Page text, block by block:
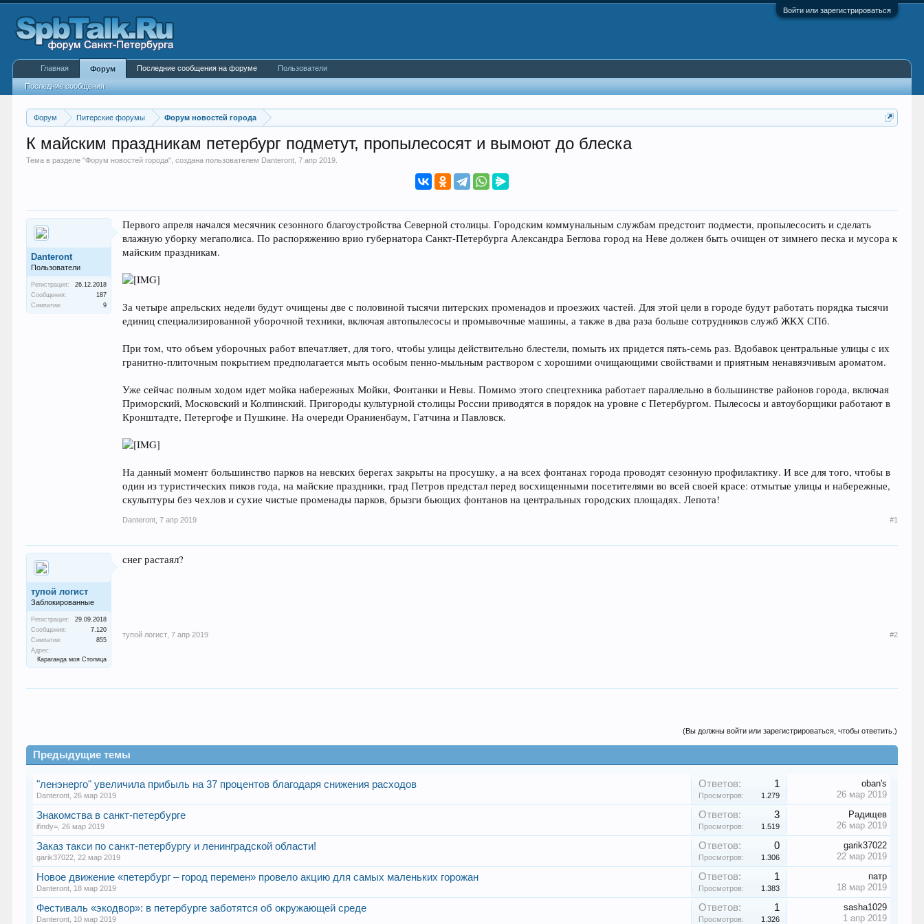
Войти или зарегистрироваться
Форум Питерские форумы Форум новостей города
К майским праздникам петербург подметут, пропылесосят и вымоют до блеска
Тема в разделе "Форум новостей города", создана пользователем Danteront ,7 апр 2019
Danteront
Пользователи
Регистрация:
26.12.2018
Сообщения:
187
Симпатии:
9
Первого апреля начался месячник сезонного благоустройства Северной столицы. Городским коммунальным службам предстоит подмести, пропылесосить и сделать
влажную уборку мегаполиса. По распоряжению врио губернатора Санкт-Петербурга Александра Беглова город на Неве должен быть очищен от зимнего песка и мусора к
майским праздникам.
За четыре апрельских недели будут очищены две с половиной тысячи питерских променадов и проезжих частей. Для этой цели в городе будут работать порядка тысячи
единиц специализированной уборочной техники, включая автопылесосы и промывочные машины, а также в два раза больше сотрудников служб ЖКХ СПб.
При том, что объем уборочных работ впечатляет, для того, чтобы улицы действительно блестели, помыть их придется пять-семь раз. Вдобавок центральные улицы с их
гранитно-плиточным покрытием предполагается мыть особым пенно-мыльным раствором с хорошими очищающими свойствами и приятным ненавязчивым ароматом.
Уже сейчас полным ходом идет мойка набережных Мойки, Фонтанки и Невы. Помимо этого спецтехника работает параллельно в большинстве районов города, включая
Приморский, Московский и Колпинский. Пригороды культурной столицы России приводятся в порядок на уровне с Петербургом. Пылесосы и автоуборщики работают в
Кронштадте, Петергофе и Пушкине. На очереди Ораниенбаум, Гатчина и Павловск.
На данный момент большинство парков на невских берегах закрыты на просушку, а на всех фонтанах города проводят сезонную профилактику. И все для того, чтобы в
один из туристических пиков года, на майские праздники, град Петров предстал перед восхищенными посетителями во всей своей красе: отмытые улицы и набережные,
скульптуры без чехлов и сухие чистые променады парков, брызги бьющих фонтанов на центральных городских площадях. Лепота!
Danteront 7 апр 2019 #1
тупой логист
Заблокированные
Регистрация:
29.09.2018
Сообщения:
7.120
Симпатии:
855
Адрес:
Караганда моя Столица
снег растаял?
тупой логист 7 апр 2019 #2
(Вы должны войти или зарегистрироваться, чтобы ответить.)
Предыдущие темы
"ленэнерго" увеличила прибыль на 37 процентов благодаря снижения расходов
Danteront ,26 мар 2019
Ответов: 1
Просмотров: 1.279
oban's
26 мар 2019
Знакомства в санкт-петербурге
ifindy= ,26 мар 2019
Ответов: 3
Просмотров: 1.519
Радищев
26 мар 2019
Заказ такси по санкт-петербургу и ленинградской области!
garik37022 ,22 мар 2019
Ответов: 0
Просмотров: 1.306
garik37022
22 мар 2019
Новое движение «петербург – город перемен» провело акцию для самых маленьких горожан
Danteront 18 мар 2019
Ответов: 1
Просмотров: 1.383
патр
18 мар 2019
Фестиваль «экодвор»: в петербурге заботятся об окружающей среде
Danteront 10 мар 2019
Ответов: 1
Просмотров: 1.326
sasha1029
1 апр 2019
Главная Форум
Последние сообщения
Последние сообщения на форуме Пользователи